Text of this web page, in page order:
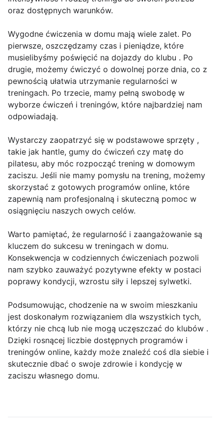
oraz dostępnych warunków.
Wygodne ćwiczenia w domu mają wiele zalet. Po
pierwsze, oszczędzamy czas i pieniądze, które
musielibyśmy poświęcić na dojazdy do klubu . Po
drugie, możemy ćwiczyć o dowolnej porze dnia, co z
pewnością ułatwia utrzymanie regularności w
treningach. Po trzecie, mamy pełną swobodę w
wyborze ćwiczeń i treningów, które najbardziej nam
odpowiadają.
Wystarczy zaopatrzyć się w podstawowe sprzęty ,
takie jak hantle, gumy do ćwiczeń czy matę do
pilatesu, aby móc rozpocząć trening w domowym
zaciszu. Jeśli nie mamy pomysłu na trening, możemy
skorzystać z gotowych programów online, które
zapewnią nam profesjonalną i skuteczną pomoc w
osiągnięciu naszych owych celów.
Warto pamiętać, że regularność i zaangażowanie są
kluczem do sukcesu w treningach w domu.
Konsekwencja w codziennych ćwiczeniach pozwoli
nam szybko zauważyć pozytywne efekty w postaci
poprawy kondycji, wzrostu siły i lepszej sylwetki.
Podsumowując, chodzenie na w swoim mieszkaniu
jest doskonałym rozwiązaniem dla wszystkich tych,
którzy nie chcą lub nie mogą uczęszczać do klubów .
Dzięki rosnącej liczbie dostępnych programów i
treningów online, każdy może znaleźć coś dla siebie i
skutecznie dbać o swoje zdrowie i kondycję w
zaciszu własnego domu.